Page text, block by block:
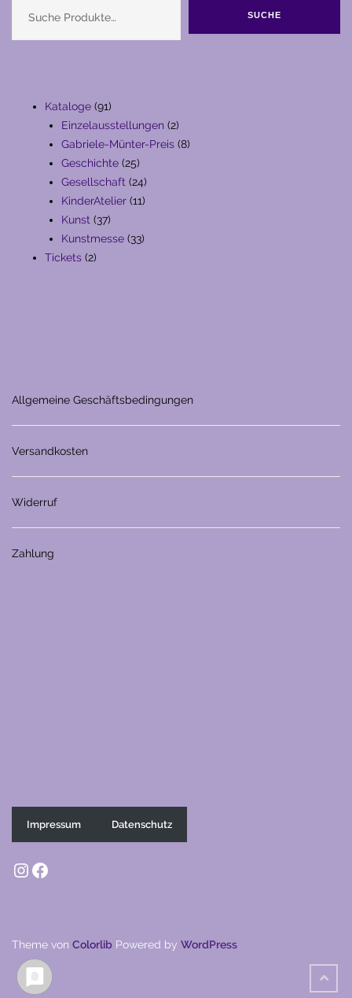
SUCHE
Kataloge 9191
Produkte
Einzelausstellungen 22
Produkte
Gabriele-Münter-Preis 88
Geschichte 2525
Produkte
Gesellschaft 2424
Produkte
KinderAtelier 1111
Kunst 3737
Produkte
Kunstmesse 3333
Tickets 22
Allgemeine Geschäftsbedingungen
Versandkosten
Widerruf
Zahlung
Impressum Datenschutz
Instagram
Facebook
Theme von Colorlib Powered by WordPress